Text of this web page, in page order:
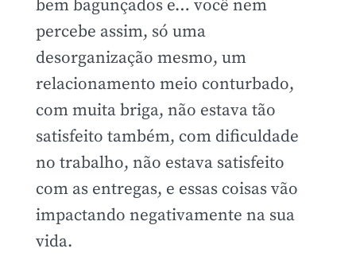
bem bagunçados e… você nem
percebe assim, só uma
desorganização mesmo, um
relacionamento meio conturbado,
com muita briga, não estava tão
satisfeito também, com dificuldade
no trabalho, não estava satisfeito
com as entregas, e essas coisas vão
impactando negativamente na sua
vida.